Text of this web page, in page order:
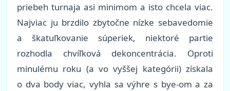
priebeh turnaja asi minimom a isto chcela viac.
Najviac ju brzdilo zbytočne nízke sebavedomie
a škatuľkovanie súperiek, niektoré partie
rozhodla chvíľková dekoncentrácia. Oproti
minulému roku (a vo vyššej kategórii) získala
o dva body viac, vyhla sa výhre s bye-om a za